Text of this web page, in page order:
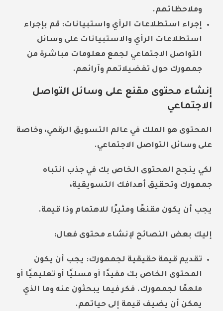
وملاحظاتهم.
إجراء استطلاعات الرأي واستبيانات: قم بإجراء
استطلاعات الرأي والاستبيانات على وسائل
التواصل الاجتماعي لجمع معلومات مباشرة من
جمهورك حول تفضيلاتهم وآرائهم.
إنشاء محتوى مقنع على وسائل التواصل
الاجتماعي
المحتوى هو الملك في عالم التسويق الرقمي، وخاصة
على وسائل التواصل الاجتماعي.
لكي ينجح المحتوى الخاص بك في جذب انتباه
جمهورك وتحقيق أهدافك التسويقية،
يجب أن يكون مقنعًا ومثيرًا للاهتمام وذا قيمة.
إليك بعض النصائح لإنشاء محتوى فعال:
تقديم قيمة حقيقية لجمهورك: يجب أن يكون
المحتوى الخاص بك مفيدًا أو مسليًا أو تعليميًا أو
ملهمًا لجمهورك. فكر فيما يبحثون عنه وما الذي
يمكن أن يضيف قيمة إلى حياتهم.